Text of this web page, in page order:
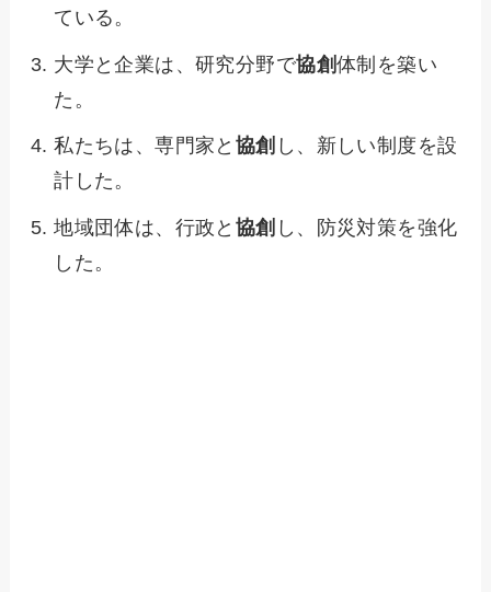
ている。
大学と企業は、研究分野で協創体制を築い
た。
私たちは、専門家と 協創 し、新しい制度を設
計した。
地域団体は、行政と 協創 し、防災対策を強化
した。